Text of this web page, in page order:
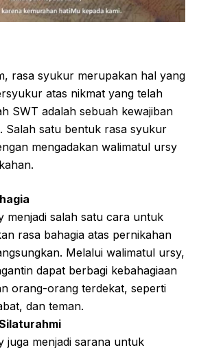
rasa syukur merupakan hal yang
atas nikmat yang telah
SWT adalah sebuah kewajiban
Salah satu bentuk rasa syukur
mengadakan walimatul ursy
menjadi salah satu cara untuk
rasa bahagia atas pernikahan
Melalui walimatul ursy,
dapat berbagi kebahagiaan
orang-orang terdekat, seperti
dan teman.
juga menjadi sarana untuk